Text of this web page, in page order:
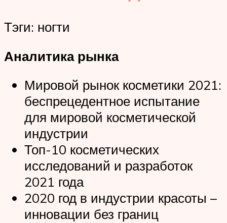
Тэги: ногти
Аналитика рынка
Мировой рынок косметики 2021:
беспрецедентное испытание
для мировой косметической
индустрии
Топ-10 косметических
исследований и разработок
2021 года
2020 год в индустрии красоты –
инновации без границ